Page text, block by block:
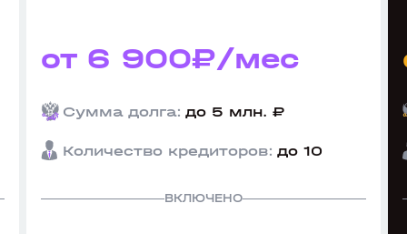
от 6 900₽/мес
Сумма долга: до 5 млн. ₽
Количество кредиторов: до 10
ВКЛЮЧЕНО